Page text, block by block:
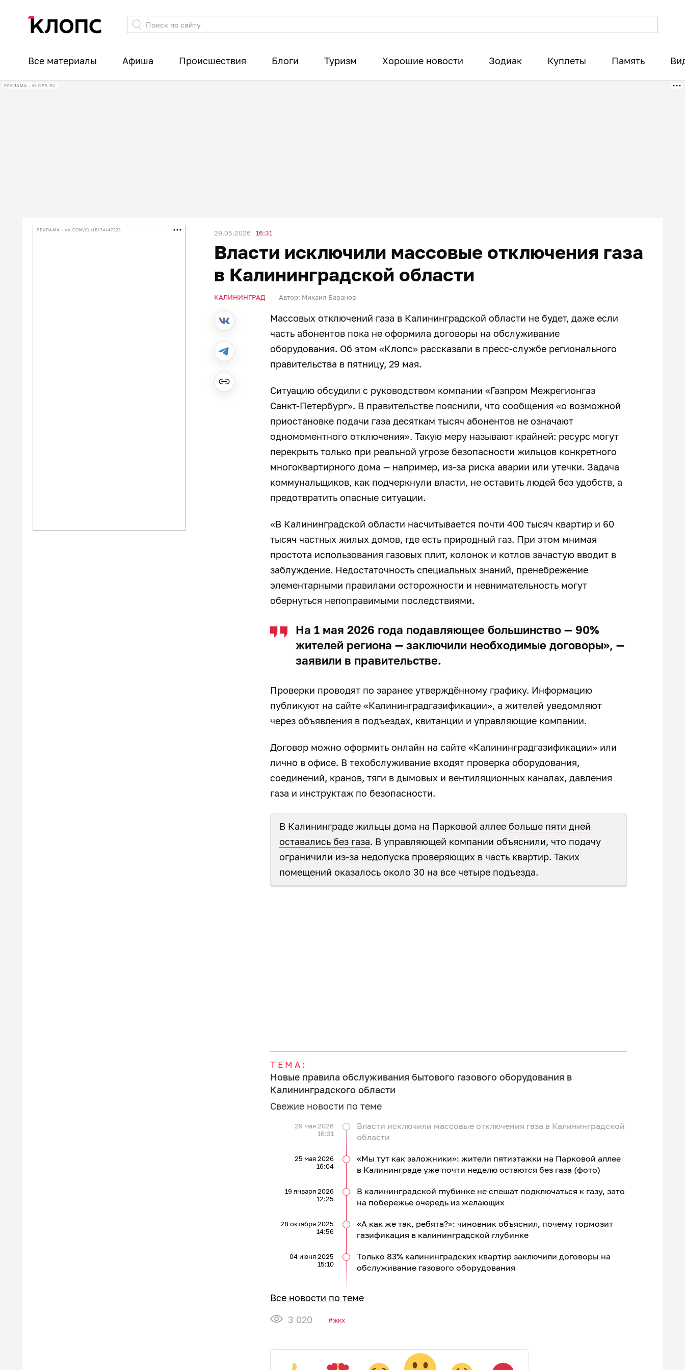
Все материалы Афиша Происшествия Блоги Туризм Хорошие новости Зодиак Куплеты Память
РЕКЛАМА • KLOPS.RU
РЕКЛАМА • VK.COM/CLUB174147223 29.05.2026 16:31
Власти исключили массовые отключения газа
в Калининградской области
КАЛИНИНГРАД Автор: Михаил Баранов
Массовых отключений газа в Калининградской области не будет, даже если
часть абонентов пока не оформила договоры на обслуживание
оборудования. Об этом «Клопс» рассказали в пресс-службе регионального
правительства в пятницу, 29 мая.
Ситуацию обсудили с руководством компании «Газпром Межрегионгаз
Санкт-Петербург». В правительстве пояснили, что сообщения «о возможной
приостановке подачи газа десяткам тысяч абонентов не означают
одномоментного отключения». Такую меру называют крайней: ресурс могут
перекрыть только при реальной угрозе безопасности жильцов конкретного
многоквартирного дома — например, из-за риска аварии или утечки. Задача
коммунальщиков, как подчеркнули власти, не оставить людей без удобств, а
предотвратить опасные ситуации.
«В Калининградской области насчитывается почти 400 тысяч квартир и 60
тысяч частных жилых домов, где есть природный газ. При этом мнимая
простота использования газовых плит, колонок и котлов зачастую вводит в
заблуждение. Недостаточность специальных знаний, пренебрежение
элементарными правилами осторожности и невнимательность могут
обернуться непоправимыми последствиями.
На 1 мая 2026 года подавляющее большинство — 90%
жителей региона — заключили необходимые договоры», —
заявили в правительстве.
Проверки проводят по заранее утверждённому графику. Информацию
публикуют на сайте «Калининградгазификации», а жителей уведомляют
через объявления в подъездах, квитанции и управляющие компании.
Договор можно оформить онлайн на сайте «Калининградгазификации» или
лично в офисе. В техобслуживание входят проверка оборудования,
соединений, кранов, тяги в дымовых и вентиляционных каналах, давления
газа и инструктаж по безопасности.
В Калининграде жильцы дома на Парковой аллее больше пяти дней
оставались без газа. В управляющей компании объяснили, что подачу
ограничили из-за недопуска проверяющих в часть квартир. Таких
помещений оказалось около 30 на все четыре подъезда.
ТЕМА:
Новые правила обслуживания бытового газового оборудования в
Калининградского области
Свежие новости по теме
Власти исключили массовые отключения газа в Калининградской
области
29 мая 2026
16:31
«Мы тут как заложники»: жители пятиэтажки на Парковой аллее
в Калининграде уже почти неделю остаются без газа (фото)
25 мая 2026
16:04
В калининградской глубинке не спешат подключаться к газу, зато
на побережье очередь из желающих
19 января 2026
12:25
«А как же так, ребята?»: чиновник объяснил, почему тормозит
газификация в калининградской глубинке
28 октября 2025
14:56
Только 83% калининградских квартир заключили договоры на
обслуживание газового оборудования
04 июня 2025
15:10
Все новости по теме
3 020
жкх